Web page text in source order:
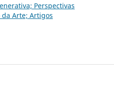
Perspectivas
Arte; Artigos